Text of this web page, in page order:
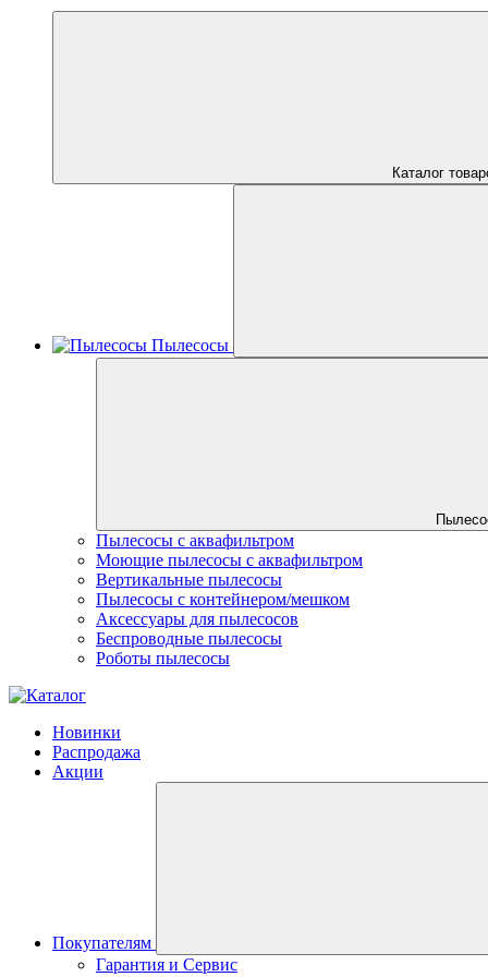
Каталог
Пылесосы
Пылесосы с аквафильтром
Моющие пылесосы с аквафильтром
Вертикальные пылесосы
Пылесосы с контейнером/мешком
Аксессуары для пылесосов
Беспроводные пылесосы
Роботы пылесосы
Новинки
Распродажа
Акции
Покупателям
Гарантия и Сервис